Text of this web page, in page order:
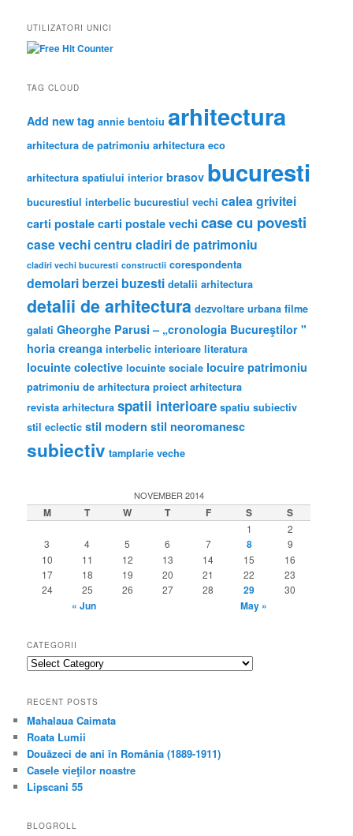
r
c
h
UTILIZATORI UNICI
TAG CLOUD
Add new tag annie bentoiu arhitectura
arhitectura de patrimoniu arhitectura eco
arhitectura spatiului interior brasov bucuresti
bucurestiul interbelic bucurestiul vechi calea grivitei
carti postale carti postale vechi case cu povesti
case vechicentru cladiri de patrimoniu
cladiri vechi bucuresti constructii corespondenta
demolari berzei buzesti detalii arhitectura
detalii de arhitectura dezvoltare urbana filme
galati Gheorghe Parusi – „cronologia Bucureştilor "
horia creanga interbelic interioare literatura
locuinte colective locuinte sociale locuire patrimoniu
patrimoniu de arhitectura proiect arhitectura
revista arhitectura spatii interioare spatiu subiectiv
stil eclectic stil modern stil neoromanesc
subiectiv tamplarie veche
NOVEMBER 2014
M T W T F S S
1
2
3
4 5 6 7 8
9
10
11 12 13 14 15
16
17
18 19 20 21 22
23
24
25 26 27 28 29 30
« Jun May »
CATEGORII
categorii
RECENT POSTS
Mahalaua Caimata
Roata Lumii
Douăzeci de ani în România (1889-1911)
Casele vieţilor noastre
Lipscani 55
BLOGROLL